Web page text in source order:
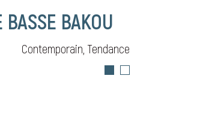
BASSE BAKOU
Contemporain, Tendance